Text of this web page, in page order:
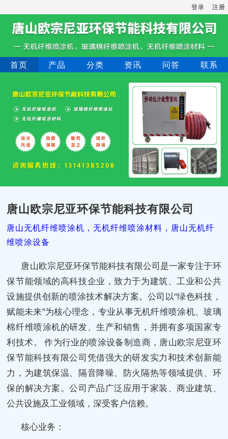
登录 注册
首页 产品 分类 资讯 问答 联系
唐山欧宗尼亚环保节能科技有限公司
唐山无机纤维喷涂机，无机纤维喷涂材料，唐山无机纤
维喷涂设备
唐山欧宗尼亚环保节能科技有限公司是一家专注于环
保节能领域的高科技企业，致力于为建筑、工业和公共
设施提供创新的喷涂技术解决方案。公司以“绿色科技，
赋能未来”为核心理念，专业从事无机纤维喷涂机、玻璃
棉纤维喷涂机的研发、生产和销售，并拥有多项国家专
利技术。 作为行业的喷涂设备制造商，唐山欧宗尼亚环
保节能科技有限公司凭借强大的研发实力和技术创新能
力，为建筑保温、隔音降噪、防火隔热等领域提供、环
保的解决方案。公司产品广泛应用于家装、商业建筑、
公共设施及工业领域，深受客户信赖。
核心业务：